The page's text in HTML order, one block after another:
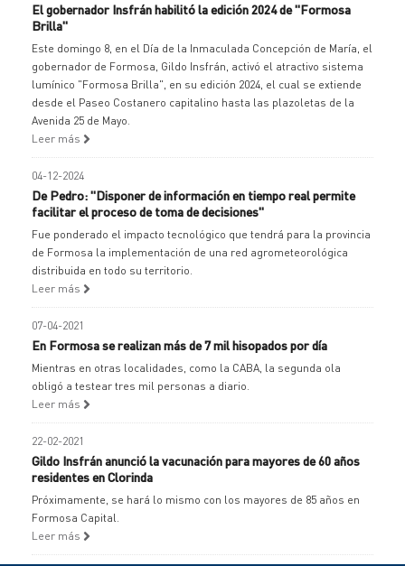
El gobernador Insfrán habilitó la edición 2024 de "Formosa
Brilla"
Este domingo 8, en el Día de la Inmaculada Concepción de María, el
gobernador de Formosa, Gildo Insfrán, activó el atractivo sistema
lumínico "Formosa Brilla", en su edición 2024, el cual se extiende
desde el Paseo Costanero capitalino hasta las plazoletas de la
Avenida 25 de Mayo.
Leer más
04-12-2024
De Pedro: "Disponer de información en tiempo real permite
facilitar el proceso de toma de decisiones"
Fue ponderado el impacto tecnológico que tendrá para la provincia
de Formosa la implementación de una red agrometeorológica
distribuida en todo su territorio.
Leer más
07-04-2021
En Formosa se realizan más de 7 mil hisopados por día
Mientras en otras localidades, como la CABA, la segunda ola
obligó a testear tres mil personas a diario.
Leer más
22-02-2021
Gildo Insfrán anunció la vacunación para mayores de 60 años
residentes en Clorinda
Próximamente, se hará lo mismo con los mayores de 85 años en
Formosa Capital.
Leer más